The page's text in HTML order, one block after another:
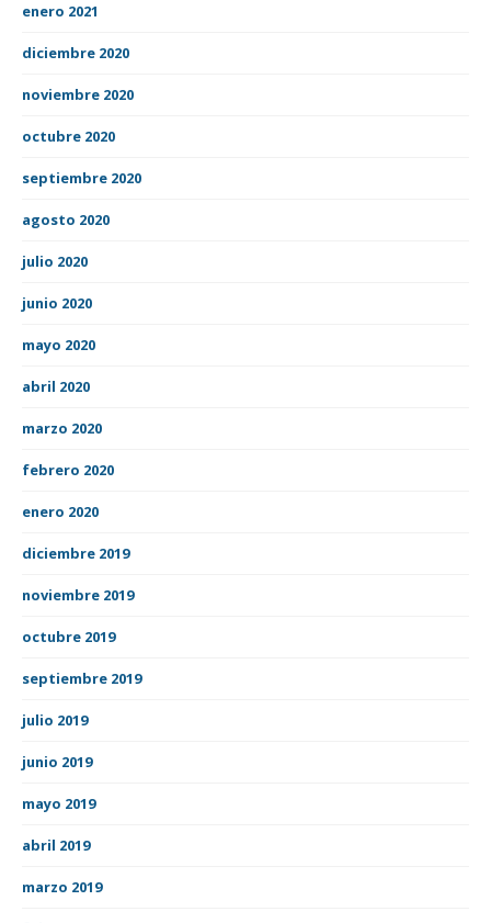
enero 2021
diciembre 2020
noviembre 2020
octubre 2020
septiembre 2020
agosto 2020
julio 2020
junio 2020
mayo 2020
abril 2020
marzo 2020
febrero 2020
enero 2020
diciembre 2019
noviembre 2019
octubre 2019
septiembre 2019
julio 2019
junio 2019
mayo 2019
abril 2019
marzo 2019